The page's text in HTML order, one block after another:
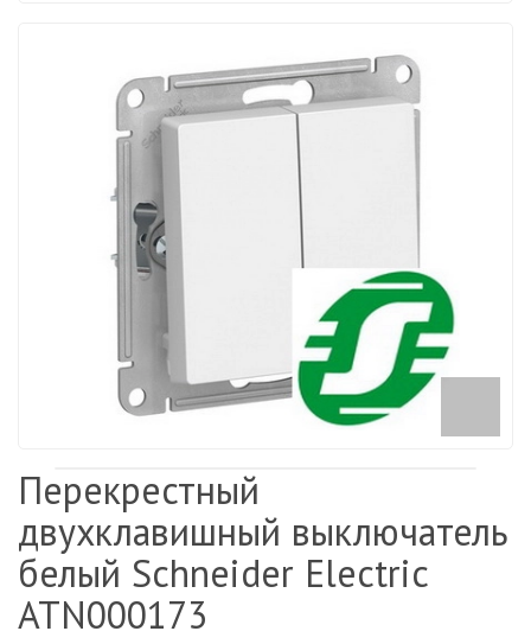
Перекрестный
двухклавишный выключатель
белый Schneider Electric
ATN000173